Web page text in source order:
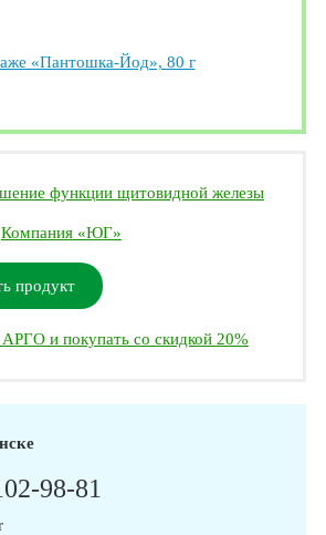
функции щитовидной железы
Компания «ЮГ»
продукт
и покупать со скидкой 20%
98-81